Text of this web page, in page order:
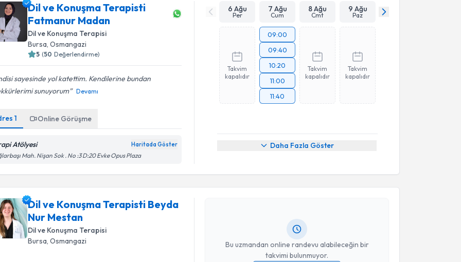
Dil ve Konuşma Terapisti
Fatmanur Madan
Dil ve Konuşma Terapisi
Bursa , Osmangazi
5 (50 Değerlendirme)
sayesinde yol katettim. Kendilerine bundan
sunuyorum
Devamı
1 Online Görüşme
Atölyesi Haritada Göster
Mah. Nişan Sok . No :3 D:20 Evke Opus Plaza
6 Ağu
Per
7 Ağu
Cum
8 Ağu
Cmt
9 Ağu
Paz
Takvim
kapalıdır
09:00
09:40
10:20
11:00
11:40
Takvim
kapalıdır
Takvim
kapalıdır
Daha Fazla Göster
Dil ve Konuşma Terapisti Beyda
Nur Mestan
Dil ve Konuşma Terapisi
Bursa , Osmangazi
Bu uzmandan online randevu alabileceğin bir
takvimi bulunmuyor.
Dil ve Konuşma Terapisti Beyda Nur Mestaniçin randevu
takvimi talebi oluşturun. Size bu uzmandan randevu almanız için